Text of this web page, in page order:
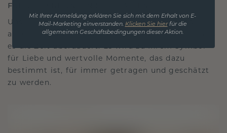
FÜR VERBINDUNGEN GESCHAFFEN
Unsere Designphilosophie ist auf Verbindung
ausgelegt, wobei jedes Stück so gestaltet ist, dass
es die Zeit überdauert. Es wird zu Ihrem Symbol
für Liebe und wertvolle Momente, das dazu
bestimmt ist, für immer getragen und geschätzt
zu werden.
Mit Ihrer Anmeldung erklären Sie sich mit dem Erhalt von E-
Mail-Marketing einverstanden. Klicken Sie hierfür die
allgemeinen Geschäftsbedingungen dieser Aktion.